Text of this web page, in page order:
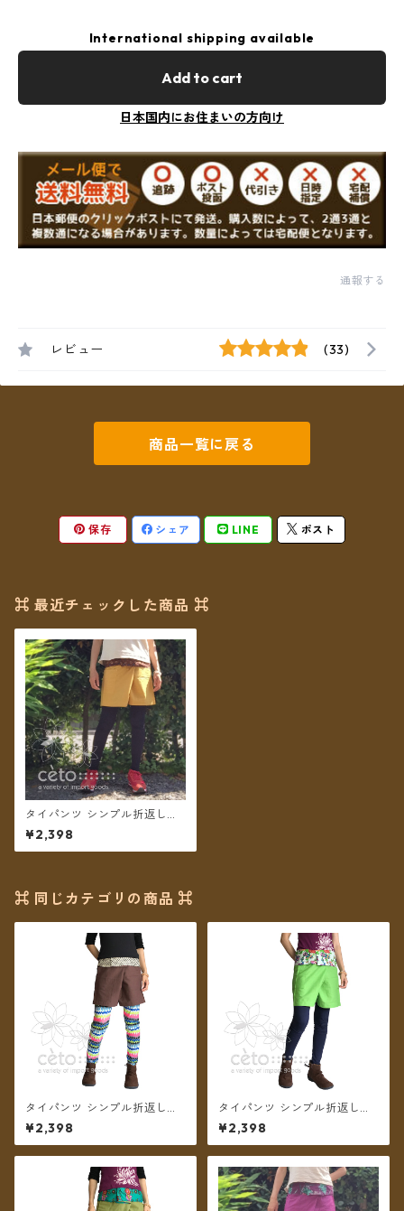
International shipping available
Add to cart
日本国内にお住まいの方向け
通報する
レビュー (33)
商品一覧に戻る
保存 シェア LINE ポスト
⌘ 最近チェックした商品 ⌘
タイパンツ シンプル折返しプ
リント ショート丈（マスター
ド2）【メール便送料無料】
¥2,398
⌘ 同じカテゴリの商品 ⌘
タイパンツ シンプル折返しプ
リント ショート丈（ブラウン
2）【メール便送料無料】
¥2,398
タイパンツ シンプル折返しプ
リント ショート丈（ライトグ
リーン2）【メール便送料無
料】
¥2,398